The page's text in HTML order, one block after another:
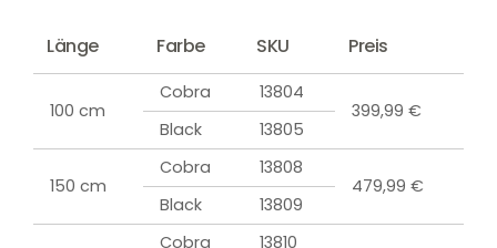
Länge Farbe SKU Preis
100 cm
Cobra
13804
399,99 €
Black
13805
150 cm
Cobra
13808
479,99 €
Black
13809
Cobra
13810